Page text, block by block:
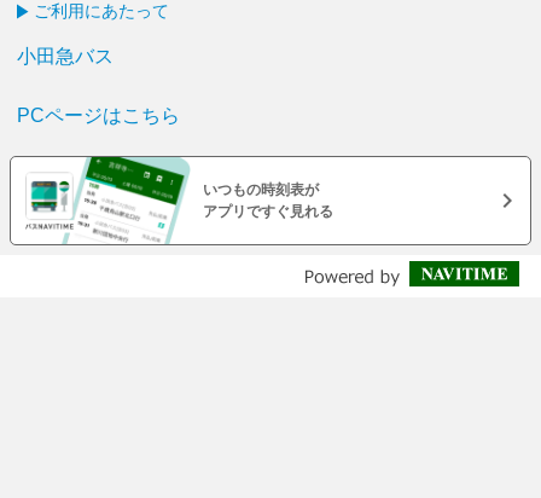
ご利用にあたって
小田急バス
PCページはこちら
いつもの時刻表が
アプリですぐ見れる